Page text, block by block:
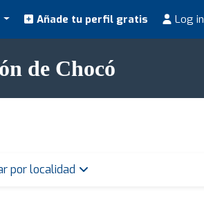
Añade tu perfil gratis Log in
de Chocó
por localidad